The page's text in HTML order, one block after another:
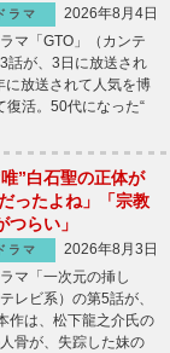
ドラマ
2026年8月4日
マ「GTO」（カンテ
話が、3日に放送され
放送されて人気を博
復活。50代になった“
”白石聖の正体が
ったよね」「宗教
らい」
ドラマ
2026年8月3日
マ「一次元の挿し
レビ系）の第5話が、
は、松下龍之介氏の
骨が、失踪した妹の